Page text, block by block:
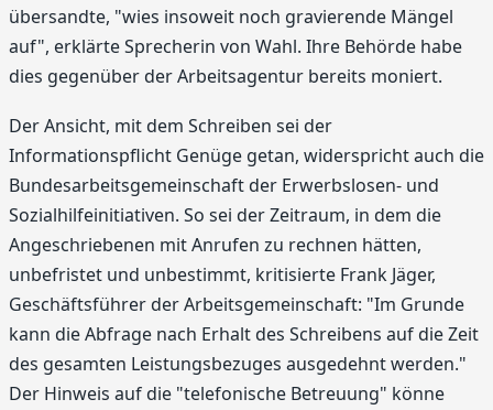
übersandte, "wies insoweit noch gravierende Mängel
auf", erklärte Sprecherin von Wahl. Ihre Behörde habe
dies gegenüber der Arbeitsagentur bereits moniert.
Der Ansicht, mit dem Schreiben sei der
Informationspflicht Genüge getan, widerspricht auch die
Bundesarbeitsgemeinschaft der Erwerbslosen- und
Sozialhilfeinitiativen. So sei der Zeitraum, in dem die
Angeschriebenen mit Anrufen zu rechnen hätten,
unbefristet und unbestimmt, kritisierte Frank Jäger,
Geschäftsführer der Arbeitsgemeinschaft: "Im Grunde
kann die Abfrage nach Erhalt des Schreibens auf die Zeit
des gesamten Leistungsbezuges ausgedehnt werden."
Der Hinweis auf die "telefonische Betreuung" könne